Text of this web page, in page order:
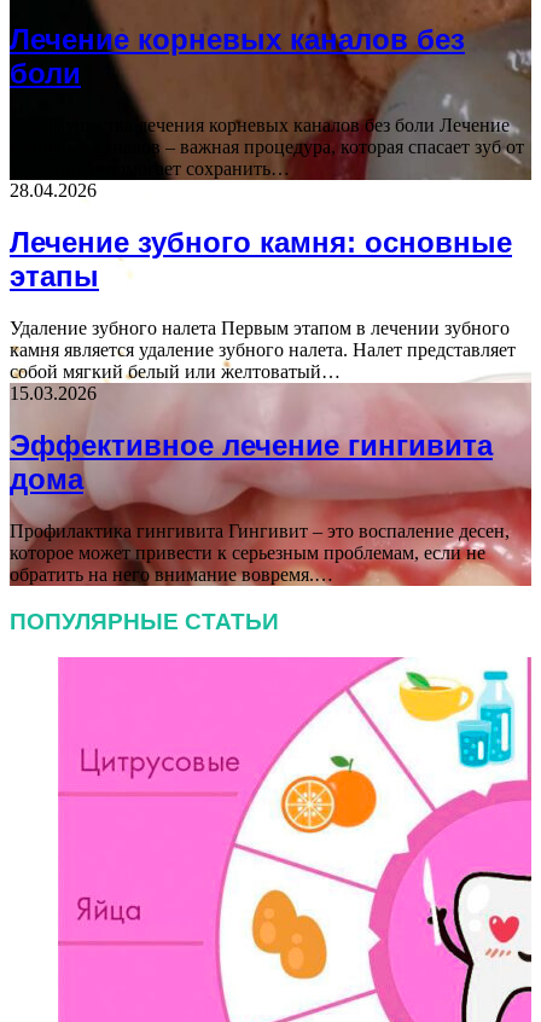
Лечение корневых каналов без
боли
Преимущества лечения корневых каналов без боли Лечение
корневых каналов – важная процедура, которая спасает зуб от
удаления и помогает сохранить…
28.04.2026
Лечение зубного камня: основные
этапы
Удаление зубного налета Первым этапом в лечении зубного
камня является удаление зубного налета. Налет представляет
собой мягкий белый или желтоватый…
15.03.2026
Эффективное лечение гингивита
дома
Профилактика гингивита Гингивит – это воспаление десен,
которое может привести к серьезным проблемам, если не
обратить на него внимание вовремя.…
ПОПУЛЯРНЫЕ СТАТЬИ